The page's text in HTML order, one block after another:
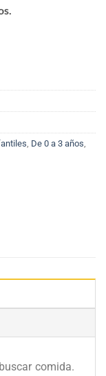
De 0 a 3 años
comida.